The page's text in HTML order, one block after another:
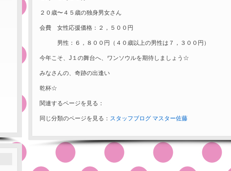
２０歳〜４５歳の独身男女さん
会費 女性応援価格：２，５００円
男性：６，８００円（４０歳以上の男性は７，３００円）
今年こそ、J１の舞台へ、ワンソウルを期待しましょう☆
みなさんの、奇跡の出逢い
乾杯☆
関連するページを見る：
同じ分類のページを見る： スタッフブログ マスター佐藤